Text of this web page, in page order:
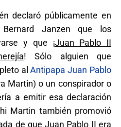
declaró públicamente en
Janzen que los
y que ¡Juan Pablo II
! Sólo alguien que
alAntipapa Juan Pablo
Martin) o un conspirador o
a emitir esa declaración
Martin también promovió
de que Juan Pablo II era